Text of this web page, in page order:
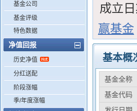
基金公司
基金评级
特色数据
净值回报
历史净值
分红送配
阶段涨幅
季/年度涨幅
成立日
赢基金
基本概
基金全称
基金代码